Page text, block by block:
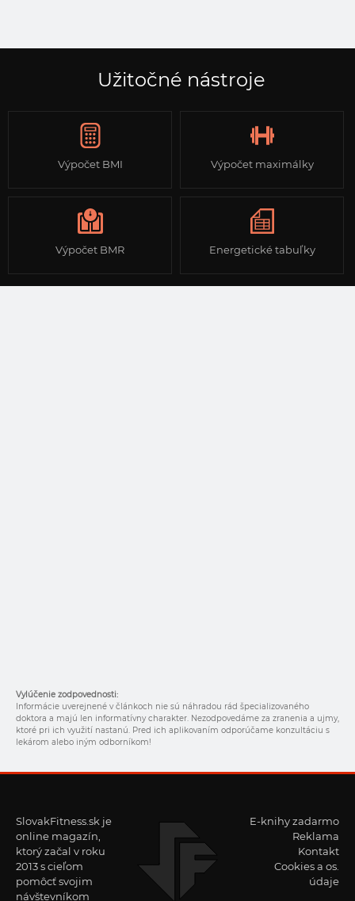
Užitočné nástroje
Výpočet BMI Výpočet maximálky
Výpočet BMR Energetické tabuľky
Vylúčenie zodpovednosti:
Informácie uverejnené v článkoch nie sú náhradou rád špecializovaného
doktora a majú len informatívny charakter. Nezodpovedáme za zranenia a ujmy,
ktoré pri ich využití nastanú. Pred ich aplikovaním odporúčame konzultáciu s
lekárom alebo iným odborníkom!
SlovakFitness.sk je
online magazín,
ktorý začal v roku
2013 s cieľom
pomôcť svojim
návštevníkom
E-knihy zadarmo
Reklama
Kontakt
Cookies a os.
údaje